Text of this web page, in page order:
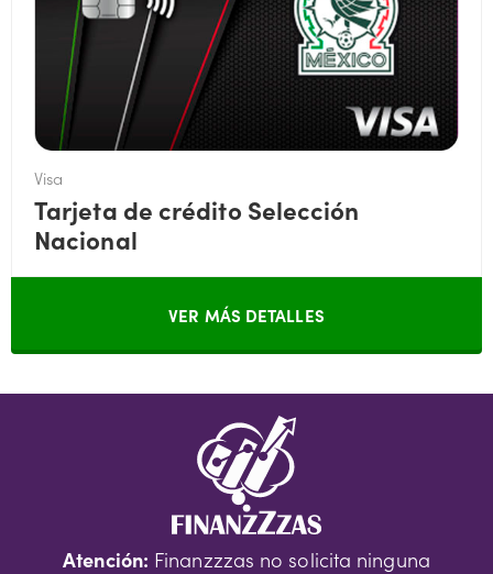
Visa
Tarjeta de crédito Selección
Nacional
VER MÁS DETALLES
Atención: Finanzzzas no solicita ninguna